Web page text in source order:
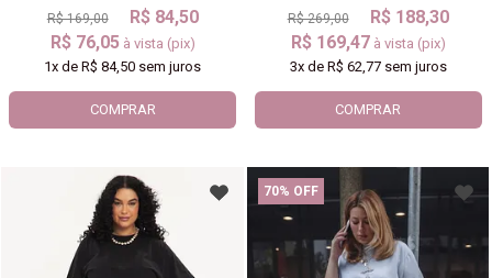
R$ 169,00
R$ 84,50
R$ 76,05 à vista (pix)
1x deR$ 84,50 sem juros
COMPRAR
R$ 269,00
R$ 188,30
R$ 169,47 à vista (pix)
3xde R$ 62,77sem juros
COMPRAR
70% OFF